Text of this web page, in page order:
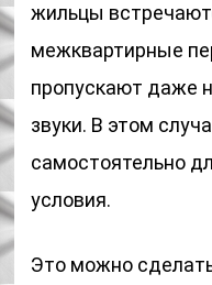
жильцы
межквартирные
пропускают даже
звуки. В этом
самостоятельно
условия.
Это можно